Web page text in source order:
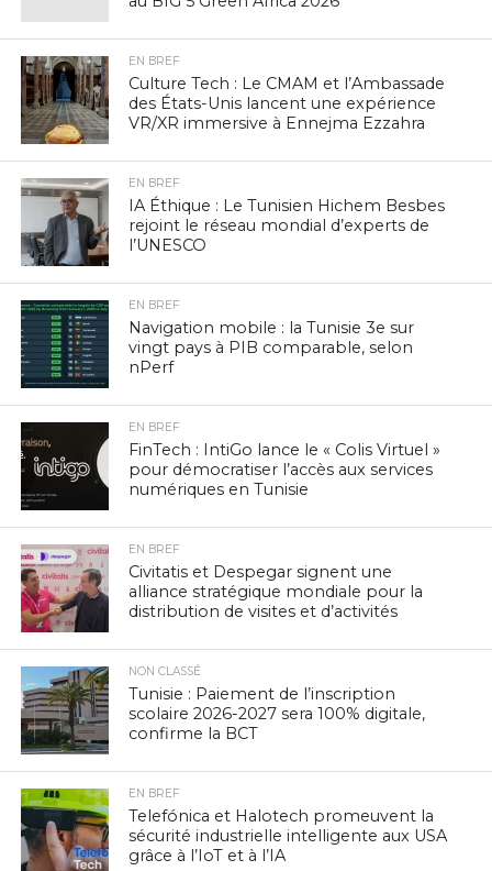
EN BREF
Culture Tech : Le CMAM et l’Ambassade
des États-Unis lancent une expérience
VR/XR immersive à Ennejma Ezzahra
EN BREF
IA Éthique : Le Tunisien Hichem Besbes
rejoint le réseau mondial d’experts de
l’UNESCO
EN BREF
Navigation mobile : la Tunisie 3e sur
vingt pays à PIB comparable, selon
nPerf
EN BREF
FinTech : IntiGo lance le « Colis Virtuel »
pour démocratiser l’accès aux services
numériques en Tunisie
EN BREF
Civitatis et Despegar signent une
alliance stratégique mondiale pour la
distribution de visites et d’activités
NON CLASSÉ
Tunisie : Paiement de l’inscription
scolaire 2026-2027 sera 100% digitale,
confirme la BCT
EN BREF
Telefónica et Halotech promeuvent la
sécurité industrielle intelligente aux USA
grâce à l’IoT et à l’IA